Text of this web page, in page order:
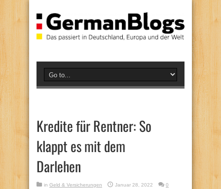
Kredite für Rentner: So
klappt es mit dem
Darlehen
in Geld & Versicherungen Januar 28, 2022 0